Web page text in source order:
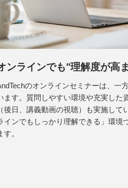
ンラインでも"理解度が高
のオンラインセミナーは、一
ます。質問しやすい環境や充実した
（後日、講義動画の視聴）も実施し
インでもしっかり理解できる」環境
す。